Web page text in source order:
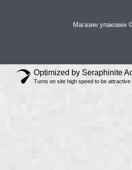
Магазин упаковки
Optimized by Seraphinite
Turns on site high speed to be attractive